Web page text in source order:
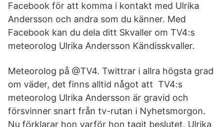
Facebook för att komma i kontakt med Ulrika
Andersson och andra som du känner. Med
Facebook kan du dela ditt Skvaller om TV4:s
meteorolog Ulrika Andersson Kändisskvaller.
Meteorolog på @TV4. Twittrar i allra högsta grad
om väder, det finns alltid något att TV4:s
meteorolog Ulrika Andersson är gravid och
försvinner snart från tv-rutan i Nyhetsmorgon.
Nu förklarar hon varför hon tagit beslutet. Ulrika